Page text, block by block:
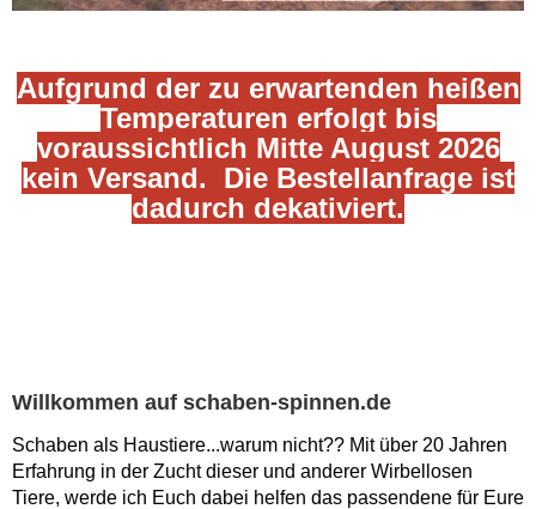
Aufgrund der zu erwartenden heißen
Temperaturen erfolgt bis
voraussichtlich Mitte August 2026
kein Versand. Die Bestellanfrage ist
dadurch dekativiert.
Willkommen auf schaben-spinnen.de
Schaben als Haustiere...warum nicht?? Mit über 20 Jahren
Erfahrung in der Zucht dieser und anderer Wirbellosen
Tiere, werde ich Euch dabei helfen das passendene für Eure